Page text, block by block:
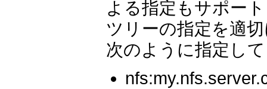
よる指定もサポー
ツリーの指定を適
次のように指定し